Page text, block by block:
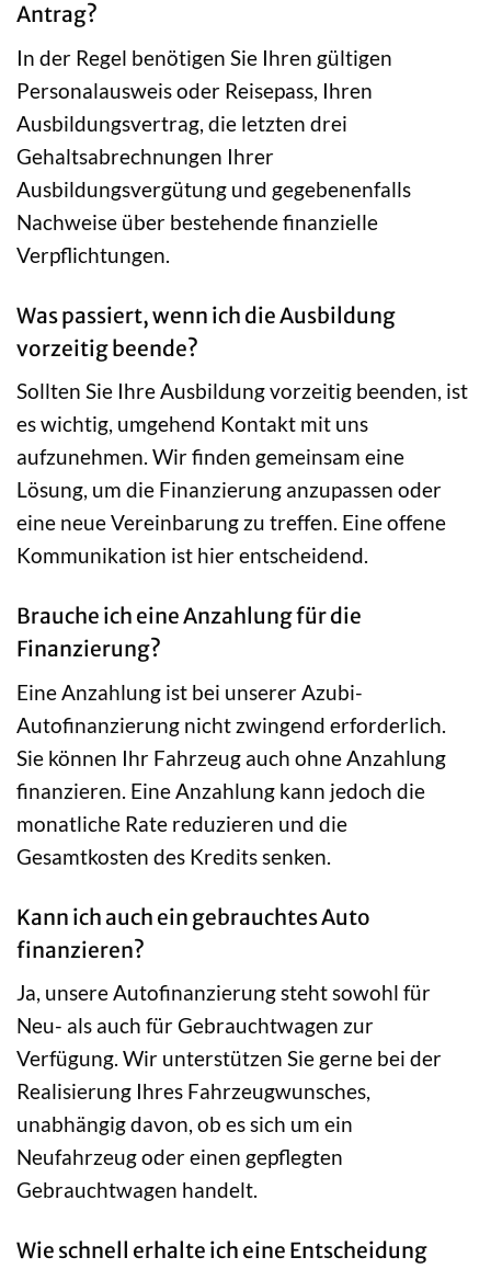
Antrag?
In der Regel benötigen Sie Ihren gültigen
Personalausweis oder Reisepass, Ihren
Ausbildungsvertrag, die letzten drei
Gehaltsabrechnungen Ihrer
Ausbildungsvergütung und gegebenenfalls
Nachweise über bestehende finanzielle
Verpflichtungen.
Was passiert, wenn ich die Ausbildung
vorzeitig beende?
Sollten Sie Ihre Ausbildung vorzeitig beenden, ist
es wichtig, umgehend Kontakt mit uns
aufzunehmen. Wir finden gemeinsam eine
Lösung, um die Finanzierung anzupassen oder
eine neue Vereinbarung zu treffen. Eine offene
Kommunikation ist hier entscheidend.
Brauche ich eine Anzahlung für die
Finanzierung?
Eine Anzahlung ist bei unserer Azubi-
Autofinanzierung nicht zwingend erforderlich.
Sie können Ihr Fahrzeug auch ohne Anzahlung
finanzieren. Eine Anzahlung kann jedoch die
monatliche Rate reduzieren und die
Gesamtkosten des Kredits senken.
Kann ich auch ein gebrauchtes Auto
finanzieren?
Ja, unsere Autofinanzierung steht sowohl für
Neu- als auch für Gebrauchtwagen zur
Verfügung. Wir unterstützen Sie gerne bei der
Realisierung Ihres Fahrzeugwunsches,
unabhängig davon, ob es sich um ein
Neufahrzeug oder einen gepflegten
Gebrauchtwagen handelt.
Wie schnell erhalte ich eine Entscheidung